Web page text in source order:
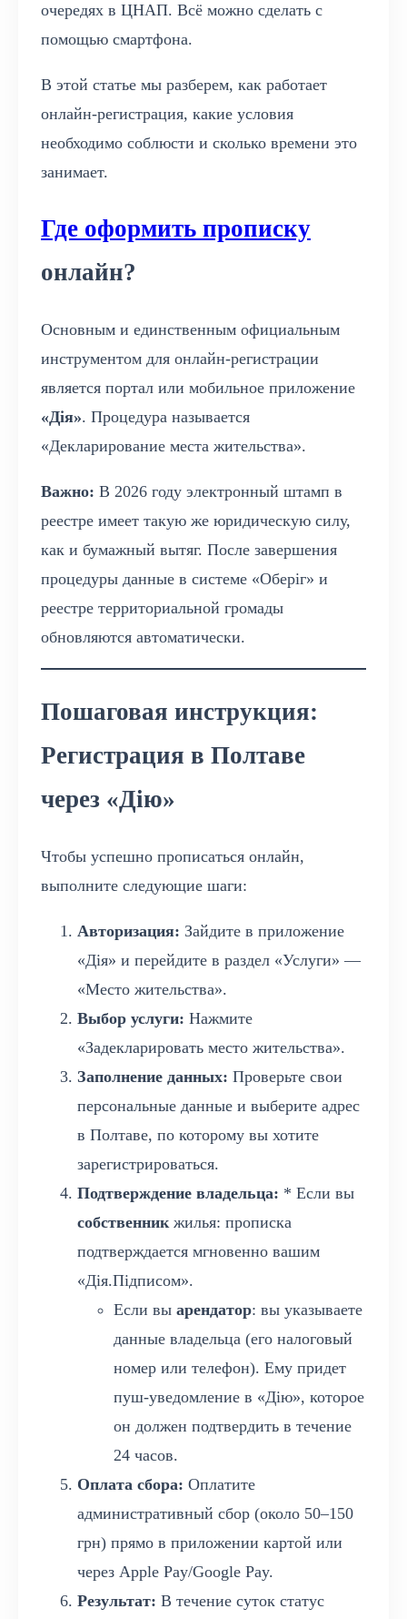
очередях в ЦНАП. Всё можно сделать с
помощью смартфона.
В этой статье мы разберем, как работает
онлайн-регистрация, какие условия
необходимо соблюсти и сколько времени это
занимает.
Где оформить прописку
онлайн?
Основным и единственным официальным
инструментом для онлайн-регистрации
является портал или мобильное приложение
«Дія». Процедура называется
«Декларирование места жительства».
Важно: В 2026 году электронный штамп в
реестре имеет такую же юридическую силу,
как и бумажный вытяг. После завершения
процедуры данные в системе «Оберіг» и
реестре территориальной громады
обновляются автоматически.
Пошаговая инструкция:
Регистрация в Полтаве
через «Дію»
Чтобы успешно прописаться онлайн,
выполните следующие шаги:
Авторизация: Зайдите в приложение
«Дія» и перейдите в раздел «Услуги» —
«Место жительства».
Выбор услуги: Нажмите
«Задекларировать место жительства».
Заполнение данных: Проверьте свои
персональные данные и выберите адрес
в Полтаве, по которому вы хотите
зарегистрироваться.
Подтверждение владельца: * Если вы
собственник жилья: прописка
подтверждается мгновенно вашим
«Дія.Підписом».
Если вы арендатор: вы указываете
данные владельца (его налоговый
номер или телефон). Ему придет
пуш-уведомление в «Дію», которое
он должен подтвердить в течение
24 часов.
Оплата сбора: Оплатите
административный сбор (около 50–150
грн) прямо в приложении картой или
через Apple Pay/Google Pay.
Результат: В течение суток статус